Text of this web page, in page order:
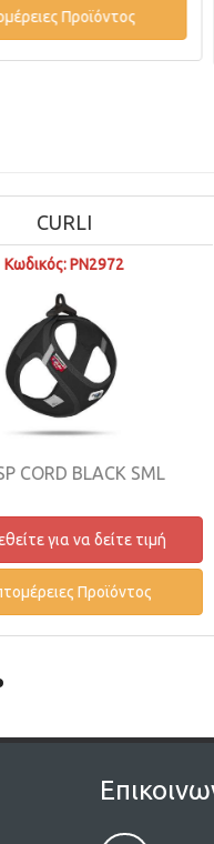
CURLI
PN2972
CORD BLACK SML
για να δείτε τιμή
Προϊόντος